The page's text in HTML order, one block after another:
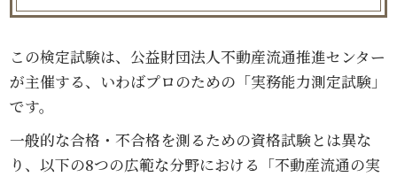
この検定試験は、公益財団法人不動産流通推進センター
が主催する、いわばプロのための「実務能力測定試験」
です。
一般的な合格・不合格を測るための資格試験とは異な
り、以下の8つの広範な分野における「不動産流通の実